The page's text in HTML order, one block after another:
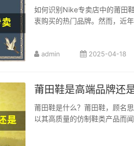
如何识别Nike专卖店中的莆田
衷购买的热门品牌。然而，近年
admin 2025-04-18
莆田鞋是高端品牌还
莆田鞋是什么？莆田鞋，顾名
以其高质量的仿制鞋类产品而闻